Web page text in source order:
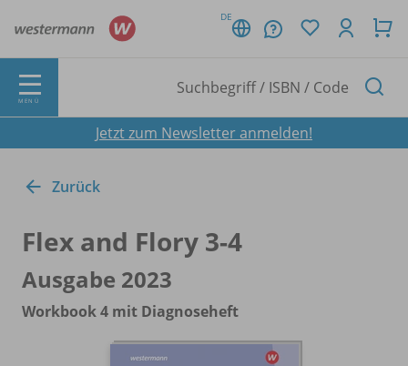
DE
MENÜ
Jetzt zum Newsletter anmelden!
Zurück
Flex and Flory 3-4
Ausgabe 2023
Workbook 4 mit Diagnoseheft